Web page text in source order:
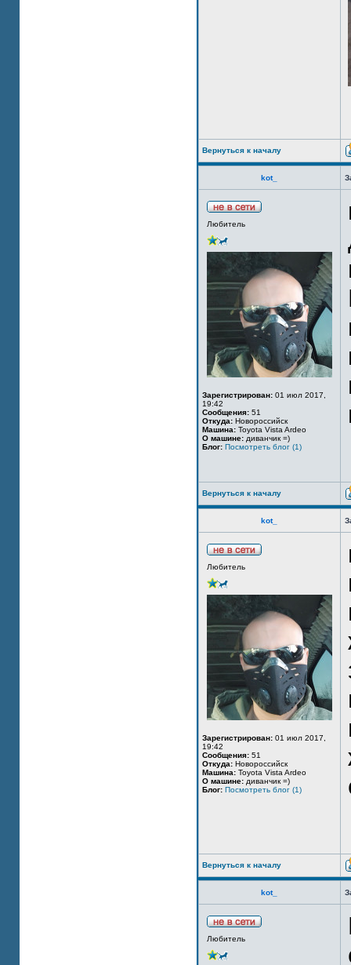
Вернуться к началу
kot_
Любитель
Зарегистрирован: 01 июл 2017,
19:42
Сообщения: 51
Откуда: Новороссийск
Машина: Toyota Vista Ardeo
О машине: диванчик =)
Блог: Посмотреть блог (1)
Вернуться к началу
kot_
Любитель
Зарегистрирован: 01 июл 2017,
19:42
Сообщения: 51
Откуда: Новороссийск
Машина: Toyota Vista Ardeo
О машине: диванчик =)
Блог: Посмотреть блог (1)
Вернуться к началу
kot_
Любитель